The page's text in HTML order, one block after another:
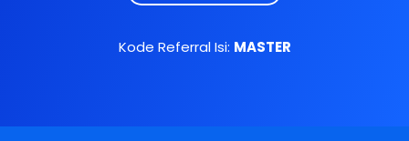
Kode Referral Isi: MASTER